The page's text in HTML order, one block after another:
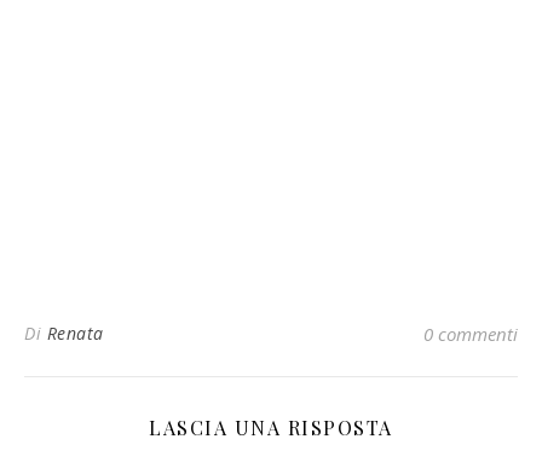
Di Renata 0 commenti
LASCIA UNA RISPOSTA